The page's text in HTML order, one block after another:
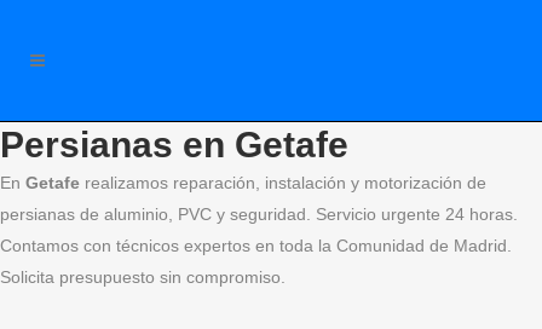
Persianas en Getafe
En Getafe realizamos reparación, instalación y motorización de
persianas de aluminio, PVC y seguridad. Servicio urgente 24 horas.
Contamos con técnicos expertos en toda la Comunidad de Madrid.
Solicita presupuesto sin compromiso.